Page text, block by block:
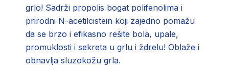
grlo! Sadrži propolis bogat polifenolima i
prirodni N-acetilcistein koji zajedno pomažu
da se brzo i efikasno rešite bola, upale,
promuklosti i sekreta u grlu i ždrelu! Oblaže i
obnavlja sluzokožu grla.